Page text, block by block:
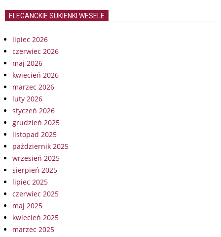
ELEGANCKIE SUKIENKI WESELE
lipiec 2026
czerwiec 2026
maj 2026
kwiecień 2026
marzec 2026
luty 2026
styczeń 2026
grudzień 2025
listopad 2025
październik 2025
wrzesień 2025
sierpień 2025
lipiec 2025
czerwiec 2025
maj 2025
kwiecień 2025
marzec 2025